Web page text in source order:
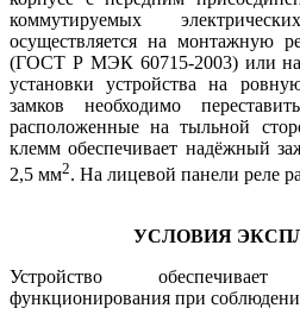
коммутируемых
осуществляется на монтажную
(ГОСТ Р МЭК 60715-2003) или на
установки устройства на
замков необходимо
расположенные на тыльной
клемм обеспечивает надёжный
2,5 мм2. На лицевой панели реле
УСЛОВИЯ
Устройство
функционирования при